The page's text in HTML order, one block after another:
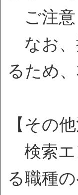
ご注意
なお、
るため
【その
検索エ
る職種